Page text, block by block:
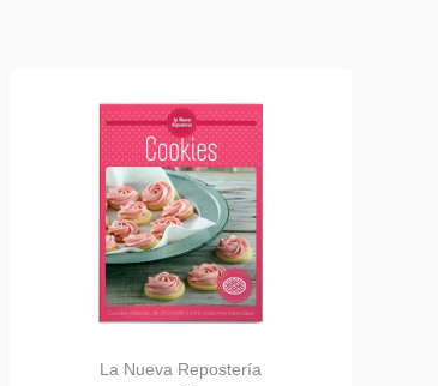
La Nueva Repostería